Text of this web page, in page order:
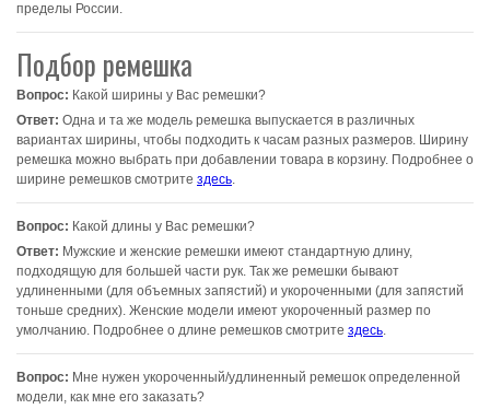
пределы России.
Подбор ремешка
Вопрос: Какой ширины у Вас ремешки?
Ответ: Одна и та же модель ремешка выпускается в различных
вариантах ширины, чтобы подходить к часам разных размеров. Ширину
ремешка можно выбрать при добавлении товара в корзину. Подробнее о
ширине ремешков смотрите здесь.
Вопрос: Какой длины у Вас ремешки?
Ответ: Мужские и женские ремешки имеют стандартную длину,
подходящую для большей части рук. Так же ремешки бывают
удлиненными (для объемных запястий) и укороченными (для запястий
тоньше средних). Женские модели имеют укороченный размер по
умолчанию. Подробнее о длине ремешков смотрите здесь.
Вопрос: Мне нужен укороченный/удлиненный ремешок определенной
модели, как мне его заказать?